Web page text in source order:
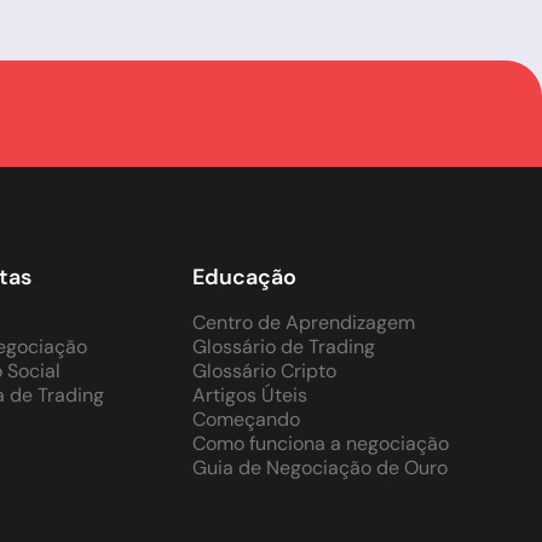
Social
de Trading
Educação
Centro de Aprendizagem
Glossário de Trading
Glossário Cripto
Artigos Úteis
Começando
Como funciona a negociação
Guia de Negociação de Ouro